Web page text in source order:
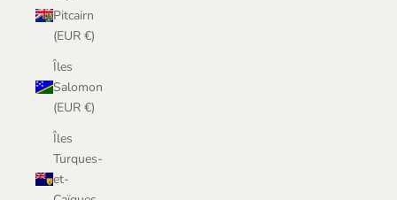
Pitcairn
(EUR €)
Îles
Salomon
(EUR €)
Îles
Turques-
et-